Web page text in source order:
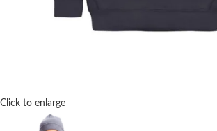
Click to enlarge